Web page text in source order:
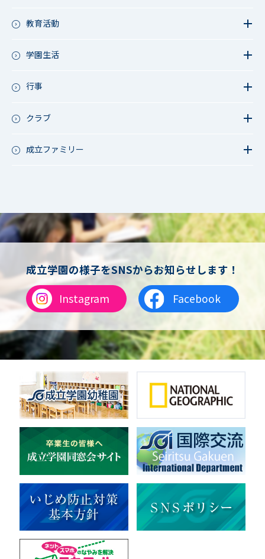
教育活動
教育活動（高校）
アース・プロジェクト
学園生活
今日の1枚～ｸﾗｽ&ｸﾗﾌﾞ編～
行事
成立祭（文化祭）
クラブ
軟式野球
女子バスケットボール
男女バスケットボール（中学）
男子バドミントン
女子バドミントン
チアリーディング
総合格闘技
合気道
女子テニス
男子バレーボール
体操
ダンス
英会話
音楽（コーラス）
地域ボランティア
美術
マルチメディア
ライフワーク
新日本芸能
宇宙探究
赤門倶楽部
成立ファミリー
成立学園の様子をSNSからお知らせします！
Instagram
Facebook